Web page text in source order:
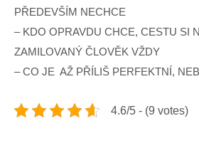
PŘEDEVŠÍM NECHCE
– KDO OPRAVDU CHCE, CESTU SI
ZAMILOVANÝ ČLOVĚK VŽDY
– CO JE AŽ PŘÍLIŠ PERFEKTNÍ,
4.6/5 - (9 votes)